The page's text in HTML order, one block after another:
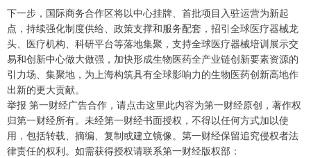
下一步，国际商务合作区将以中心挂牌、首批项目入驻运营为新起
点，持续强化制度供给、政策支撑和服务配套，招引全球医疗器械龙
头、医疗机构、科研平台等落地集聚，支持全球医疗器械培训展示交
易和创新中心做大做强，加快形成生物医药全产业链创新要素资源的
引力场、集聚地，为上海构筑具有全球影响力的生物医药创新高地作
出新的更大贡献。
举报 第一财经广告合作，请点击这里此内容为第一财经原创，著作权
归第一财经所有。未经第一财经书面授权，不得以任何方式加以使
用，包括转载、摘编、复制或建立镜像。第一财经保留追究侵权者法
律责任的权利。如需获得授权请联系第一财经版权部：